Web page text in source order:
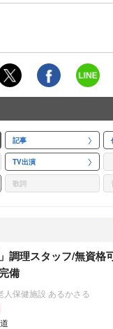
記事
TV出演
歌詞
調理スタッフ/無資格
備
保健施設 あるかさる